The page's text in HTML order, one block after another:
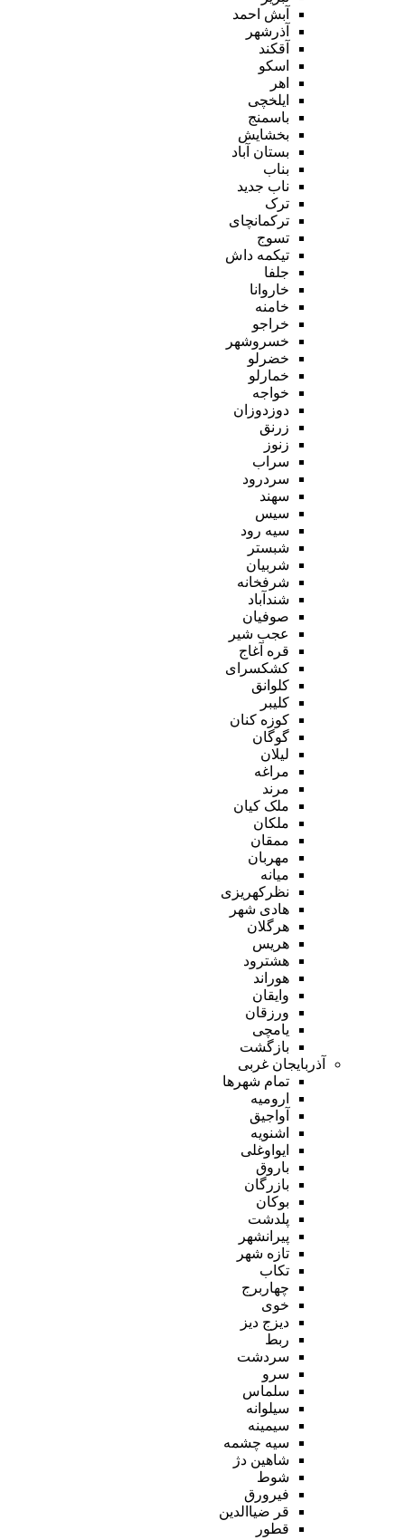
آبش احمد
آذرشهر
آقکند
اسکو
اهر
ایلخچی
باسمنج
بخشایش
بستان آباد
بناب
ناب جدید
ترک
ترکمانچای
تسوج
تیکمه داش
جلفا
خاروانا
خامنه
خراجو
خسروشهر
خضرلو
خمارلو
خواجه
دوزدوزان
زرنق
زنوز
سراب
سردرود
سهند
سیس
سیه رود
شبستر
شربیان
شرفخانه
شندآباد
صوفیان
عجب شیر
قره آغاج
کشکسرای
کلوانق
کلیبر
کوزه کنان
گوگان
لیلان
مراغه
مرند
ملک کیان
ملکان
ممقان
مهربان
میانه
نظرکهریزی
هادی شهر
هرگلان
هریس
هشترود
هوراند
وایقان
ورزقان
یامچی
بازگشت
آذربایجان غربی
تمام شهر‌ها
ارومیه
آواجیق
اشنویه
ایواوغلی
باروق
بازرگان
بوکان
پلدشت
پیرانشهر
تازه شهر
تکاب
چهاربرج
خوی
دیزج دیز
ربط
سردشت
سرو
سلماس
سیلوانه
سیمینه
سیه چشمه
شاهین دژ
شوط
فیرورق
قر ضیاالدین
قطور